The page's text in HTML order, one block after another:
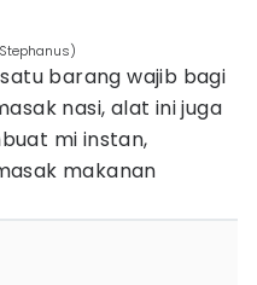
barang wajib bagi
nasi, alat ini juga
mi instan,
makanan